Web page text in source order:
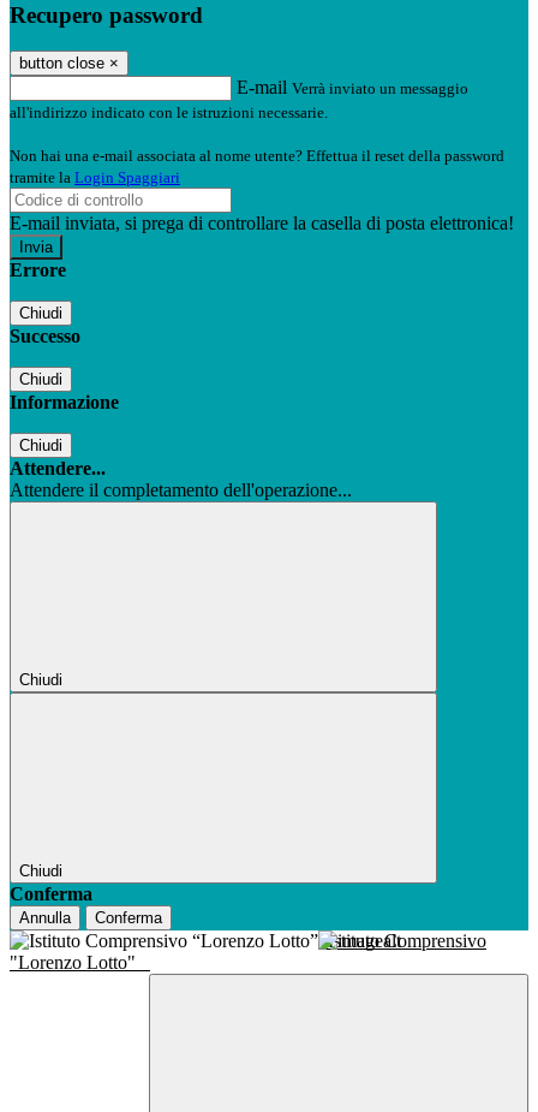
Recupero password
button close ×
E-mail Verrà inviato un messaggio
all'indirizzo indicato con le istruzioni necessarie.
Non hai una e-mail associata al nome utente? Effettua il reset della password
tramite la Login Spaggiari
E-mail inviata, si prega di controllare la casella di posta elettronica!
Errore
Chiudi
Successo
Chiudi
Informazione
Chiudi
Attendere...
Attendere il completamento dell'operazione...
Chiudi
Chiudi
Conferma
Annulla Conferma
Istituto Comprensivo
"Lorenzo Lotto"